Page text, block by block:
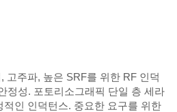
고주파, 높은 SRF를 위한 RF 인덕
정성. 포토리소그래픽 단일 층 세라
인 인덕턴스. 중요한 요구를 위한